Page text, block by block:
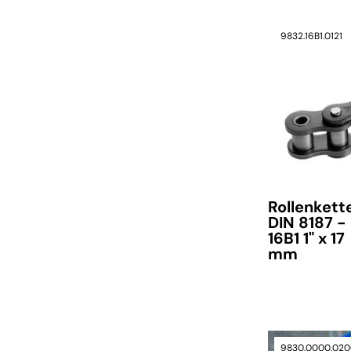
9832.16B1.0121
verfügbar
DIN 8187 -
16B1 1" x 17
mm